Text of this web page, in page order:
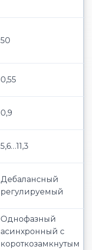
50
0,55
0,9
5,6…11,3
Дебалансный
регулируемый
Однофазный
асинхронный с
короткозамкнутым